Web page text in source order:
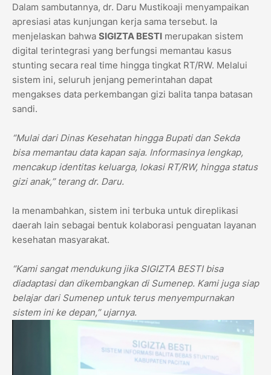
Dalam sambutannya, dr. Daru Mustikoaji menyampaikan
apresiasi atas kunjungan kerja sama tersebut. Ia
menjelaskan bahwa SIGIZTA BESTI merupakan sistem
digital terintegrasi yang berfungsi memantau kasus
stunting secara real time hingga tingkat RT/RW. Melalui
sistem ini, seluruh jenjang pemerintahan dapat
mengakses data perkembangan gizi balita tanpa batasan
sandi.
“Mulai dari Dinas Kesehatan hingga Bupati dan Sekda
bisa memantau data kapan saja. Informasinya lengkap,
mencakup identitas keluarga, lokasi RT/RW, hingga status
gizi anak,” terang dr. Daru.
Ia menambahkan, sistem ini terbuka untuk direplikasi
daerah lain sebagai bentuk kolaborasi penguatan layanan
kesehatan masyarakat.
“Kami sangat mendukung jika SIGIZTA BESTI bisa
diadaptasi dan dikembangkan di Sumenep. Kami juga siap
belajar dari Sumenep untuk terus menyempurnakan
sistem ini ke depan,” ujarnya.